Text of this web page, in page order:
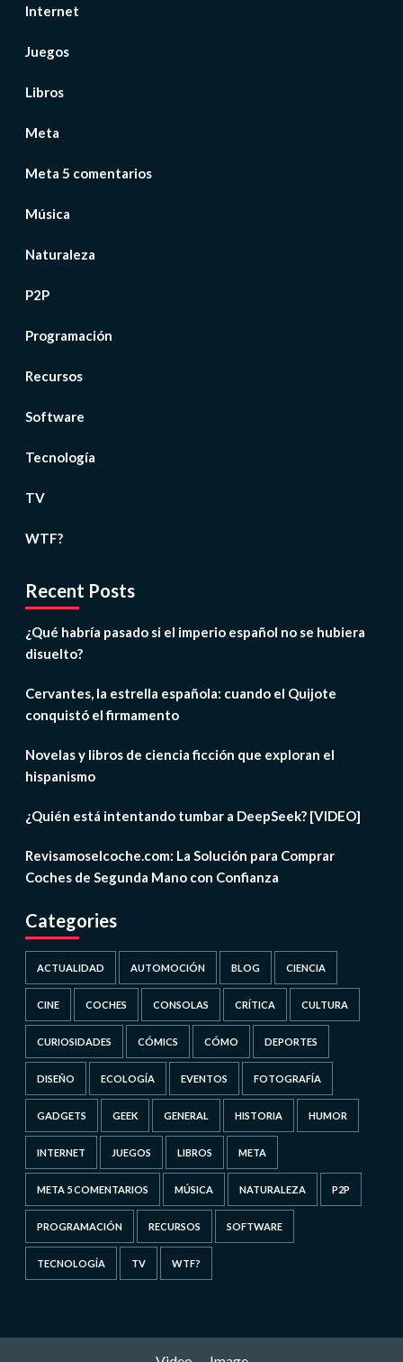
Internet
Juegos
Libros
Meta
Meta 5 comentarios
Música
Naturaleza
P2P
Programación
Recursos
Software
Tecnología
TV
WTF?
Recent Posts
¿Qué habría pasado si el imperio español no se hubiera
disuelto?
Cervantes, la estrella española: cuando el Quijote
conquistó el firmamento
Novelas y libros de ciencia ficción que exploran el
hispanismo
¿Quién está intentando tumbar a DeepSeek? [VIDEO]
Revisamoselcoche.com: La Solución para Comprar
Coches de Segunda Mano con Confianza
Categories
ACTUALIDAD AUTOMOCIÓN BLOG CIENCIA
CINE COCHES CONSOLAS CRÍTICA CULTURA
CURIOSIDADES CÓMICS CÓMO DEPORTES
DISEÑO ECOLOGÍA EVENTOS FOTOGRAFÍA
GADGETS GEEK GENERAL HISTORIA HUMOR
INTERNET JUEGOS LIBROS META
META 5 COMENTARIOS MÚSICA NATURALEZA P2P
PROGRAMACIÓN RECURSOS SOFTWARE
TECNOLOGÍA TV WTF?